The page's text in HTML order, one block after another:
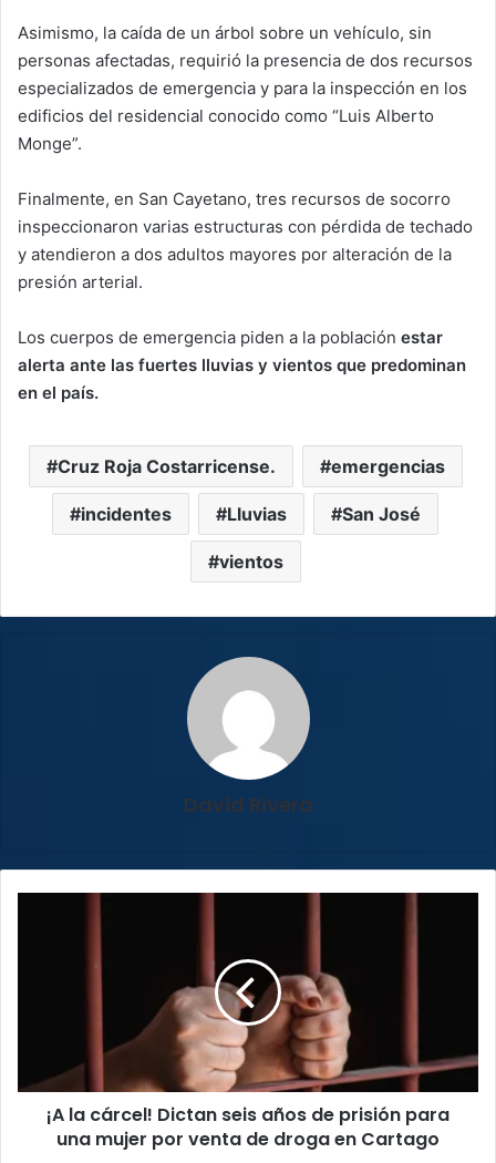
Asimismo, la caída de un árbol sobre un vehículo, sin
personas afectadas, requirió la presencia de dos recursos
especializados de emergencia y para la inspección en los
edificios del residencial conocido como “Luis Alberto
Monge”.
Finalmente, en San Cayetano, tres recursos de socorro
inspeccionaron varias estructuras con pérdida de techado
y atendieron a dos adultos mayores por alteración de la
presión arterial.
Los cuerpos de emergencia piden a la población estar
alerta ante las fuertes lluvias y vientos que predominan
en el país.
Cruz Roja Costarricense. emergencias
incidentes Lluvias San José
vientos
David Rivera
para
¡A la cárcel! Dictan seis años de prisión para
una mujer por venta de droga en Cartago